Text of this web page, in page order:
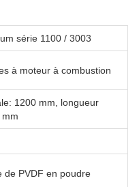
série 1100 / 3003
à moteur à combustion
1200 mm, longueur
de PVDF en poudre